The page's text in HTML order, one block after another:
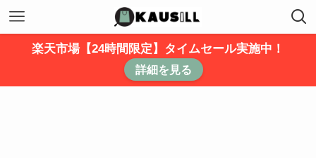
楽天市場【24時間限定】タイムセール実施中！
詳細を見る